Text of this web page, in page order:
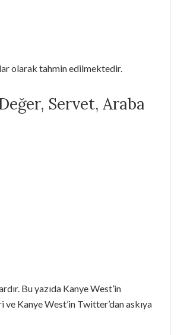
olarak tahmin edilmektedir.
Servet, Araba
Bu yazıda Kanye West’in
Kanye West’in Twitter’dan askıya